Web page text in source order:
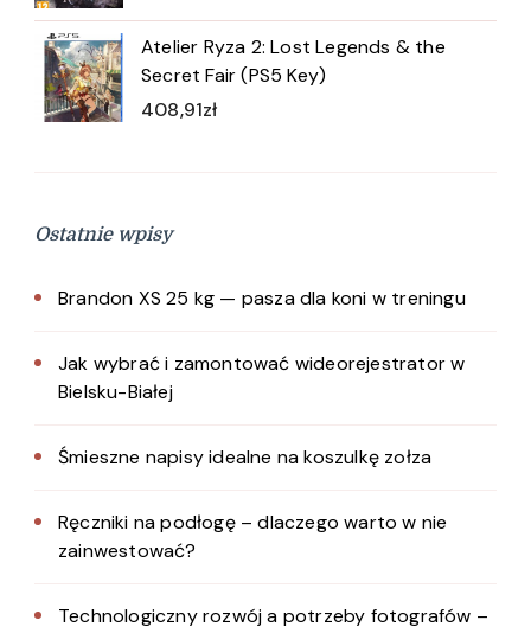
Atelier Ryza 2: Lost Legends & the
Secret Fair (PS5 Key)
408,91zł
Ostatnie wpisy
Brandon XS 25 kg — pasza dla koni w treningu
Jak wybrać i zamontować wideorejestrator w
Bielsku-Białej
Śmieszne napisy idealne na koszulkę zołza
Ręczniki na podłogę – dlaczego warto w nie
zainwestować?
Technologiczny rozwój a potrzeby fotografów –